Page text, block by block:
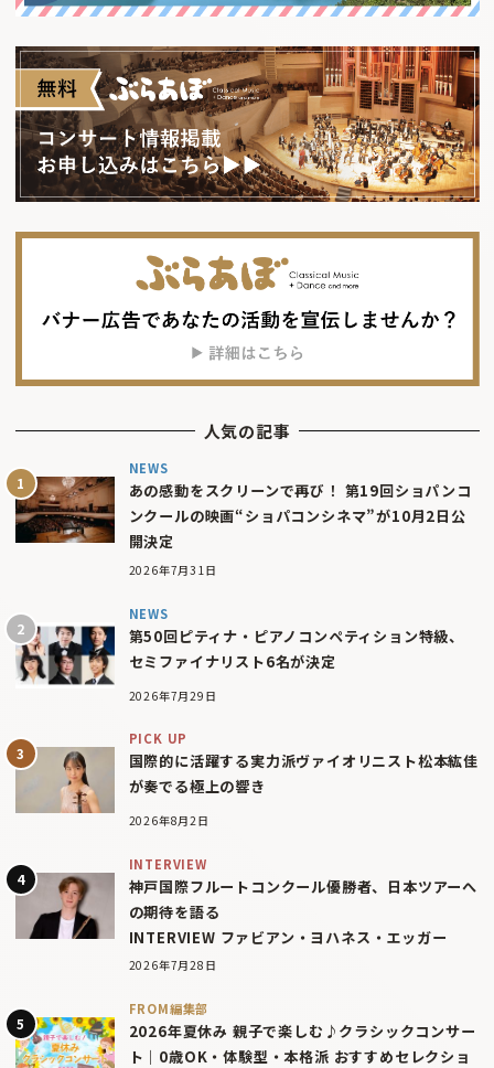
人気の記事
NEWS
あの感動をスクリーンで再び！ 第19回ショパンコ
ンクールの映画“ショパコンシネマ”が10月2日公
開決定
2026年7月31日
NEWS
第50回ピティナ・ピアノコンペティション特級、
セミファイナリスト6名が決定
2026年7月29日
PICK UP
国際的に活躍する実力派ヴァイオリニスト松本紘佳
が奏でる極上の響き
2026年8月2日
INTERVIEW
神戸国際フルートコンクール優勝者、日本ツアーへ
の期待を語る
INTERVIEW ファビアン・ヨハネス・エッガー
2026年7月28日
FROM編集部
2026年夏休み 親子で楽しむ♪クラシックコンサー
ト｜0歳OK・体験型・本格派 おすすめセレクショ